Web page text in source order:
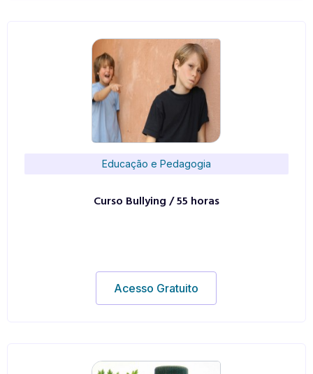
Educação e Pedagogia
Curso Bullying / 55 horas
Acesso Gratuito